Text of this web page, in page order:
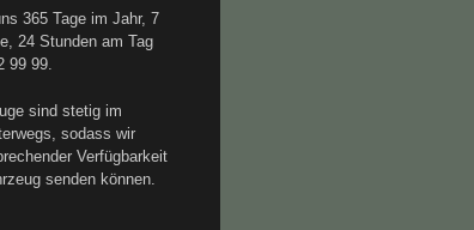
365 Tage im Jahr, 7
24 Stunden am Tag
99 99.
sind stetig im
sodass wir
Verfügbarkeit
senden können.